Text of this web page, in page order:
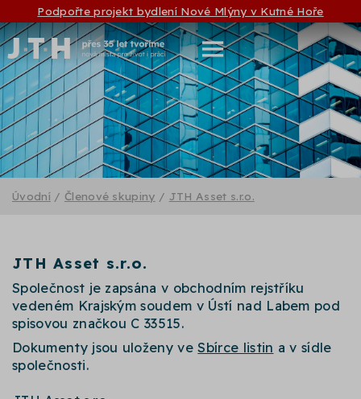
Podpořte projekt bydlení Nové Mlýny v Kutné Hoře
Úvodní / Členové skupiny / JTH Asset s.r.o.
JTH Asset s.r.o.
Společnost je zapsána v obchodním rejstříku
vedeném Krajským soudem v Ústí nad Labem pod
spisovou značkou C 33515.
Dokumenty jsou uloženy veSbírce listin a v sídle
společnosti.